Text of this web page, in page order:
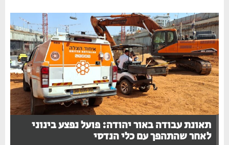
תאונת עבודה באור יהודה: פועל נפצע בינוני
לאחר שהתהפך עם כלי הנדסי